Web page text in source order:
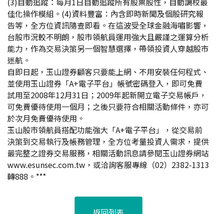
佳化操作模組。(4)資料豐富：內含即時新聞及個股研究報
告等，全方位資訊隨查即看。在這波受全球金融海嘯影響，
台股市況較不明朗，股市領航員運用強大且嚴謹之運算分析
能力，作為交易決策另一個智慧選擇，帶領投資人穿越股市
迷航。
自即日起，玉山證券顧客只要能上網、不用安裝任何程式、
並使用玉山證券「A+電子平台」帳號密碼登入，即可免費
試用至2008年12月31日；2009年起新開立電子交易帳戶，
可免費優待使用一個月；之後只要符合相關活動條件，亦可
於次月免費優待使用。
玉山股市領航員搭配功能強大「A+電子平台」，從交易前
決策到交易執行及帳務管理，全方位考量投資人需求，提供
最完整之證券交易服務，相關活動訊息請參閱玉山證券網站
www.esunsec.com.tw，或洽詢客服專線（02）2382-1313
轉888。***